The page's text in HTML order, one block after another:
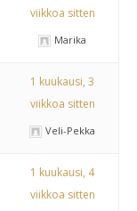
viikkoa sitten
Marika
1 kuukausi, 3
viikkoa sitten
Veli-Pekka
1 kuukausi, 4
viikkoa sitten